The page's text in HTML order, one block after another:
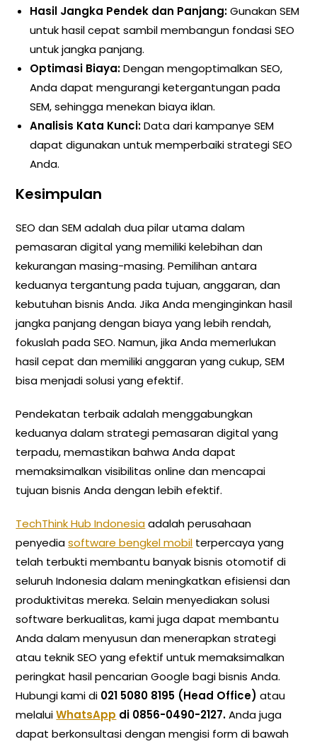
Hasil Jangka Pendek dan Panjang:Gunakan SEM
untuk hasil cepat sambil membangun fondasi SEO
untuk jangka panjang.
Optimasi Biaya:Dengan mengoptimalkan SEO,
Anda dapat mengurangi ketergantungan pada
SEM, sehingga menekan biaya iklan.
Analisis Kata Kunci:Data dari kampanye SEM
dapat digunakan untuk memperbaiki strategi SEO
Anda.
Kesimpulan
SEO dan SEM adalah dua pilar utama dalam
pemasaran digital yang memiliki kelebihan dan
kekurangan masing-masing. Pemilihan antara
keduanya tergantung pada tujuan, anggaran, dan
kebutuhan bisnis Anda. Jika Anda menginginkan hasil
jangka panjang dengan biaya yang lebih rendah,
fokuslah pada SEO. Namun, jika Anda memerlukan
hasil cepat dan memiliki anggaran yang cukup, SEM
bisa menjadi solusi yang efektif.
Pendekatan terbaik adalah menggabungkan
keduanya dalam strategi pemasaran digital yang
terpadu, memastikan bahwa Anda dapat
memaksimalkan visibilitas online dan mencapai
tujuan bisnis Anda dengan lebih efektif.
TechThink Hub Indonesiaadalah perusahaan
penyediasoftware bengkel mobil terpercaya yang
telah terbukti membantu banyak bisnis otomotif di
seluruh Indonesia dalam meningkatkan efisiensi dan
produktivitas mereka. Selain menyediakan solusi
software berkualitas, kami juga dapat membantu
Anda dalam menyusun dan menerapkan strategi
atau teknik SEO yang efektif untuk memaksimalkan
peringkat hasil pencarian Google bagi bisnis Anda.
Hubungi kami di 021 5080 8195 (Head Office)atau
melaluiWhatsApp di 0856-0490-2127.Anda juga
dapat berkonsultasi dengan mengisi form di bawah